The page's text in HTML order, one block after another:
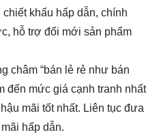
khấu hấp dẫn, chính
hỗ trợ đổi mới sản phẩm
châm “bán lẻ rẻ như bán
đến mức giá cạnh tranh nhất
mãi tốt nhất. Liên tục đưa
hấp dẫn.